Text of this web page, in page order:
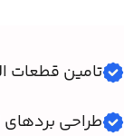
تامین قطعات
طراحی بردهای